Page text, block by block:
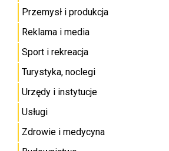
Przemysł i produkcja
Reklama i media
Sport i rekreacja
Turystyka, noclegi
Urzędy i instytucje
Usługi
Zdrowie i medycyna